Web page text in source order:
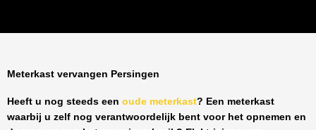
Meterkast vervangen Persingen
Heeft u nog steeds een oude meterkast? Een meterkast
waarbij u zelf nog verantwoordelijk bent voor het opnemen en